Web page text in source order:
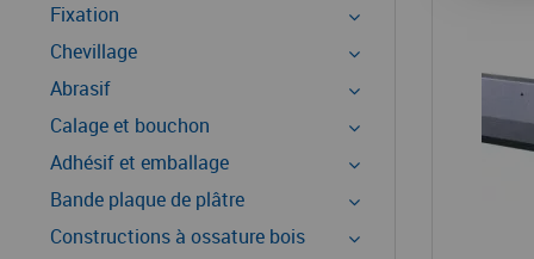
Fixation
Chevillage
Abrasif
Calage et bouchon
Adhésif et emballage
Bande plaque de plâtre
Constructions à ossature bois